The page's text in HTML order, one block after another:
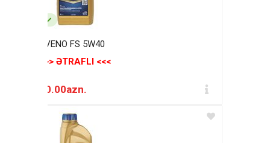
AVENO FS 5W40
>>> ƏTRAFLI <<<
20.00azn.